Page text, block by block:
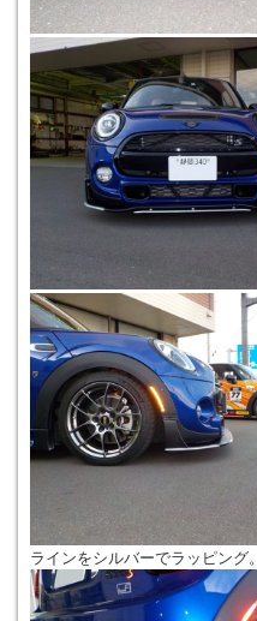
ラインをシルバーでラッピング。